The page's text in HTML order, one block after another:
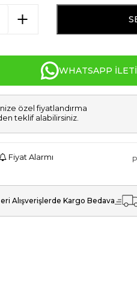
WHATSAPP
özel fiyatlandırma
teklif alabilirsiniz.
Fiyat Alarmı
Alışverişlerde Kargo Bedava